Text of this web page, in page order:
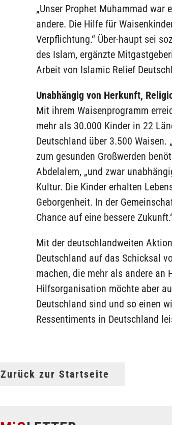
„Unser Prophet Muhammad war
andere. Die Hilfe für
Verpflichtung.“ Über-haupt sei
des Islam, ergänzte
Arbeit von Islamic Relief
Unabhängig von Herkunft,
Mit ihrem Waisenprogramm
mehr als 30.000 Kinder in 22
Deutschland über 3.500
zum gesunden Großwerden
Abdelalem, „und zwar
Kultur. Die Kinder erhalten
Geborgenheit. In der
Chance auf eine bessere
Mit der deutschlandweiten
Deutschland auf das Schicksal
machen, die mehr als andere an
Hilfsorganisation möchte aber
Deutschland sind und so einen
Ressentiments in Deutschland
Zurück zur Startseite